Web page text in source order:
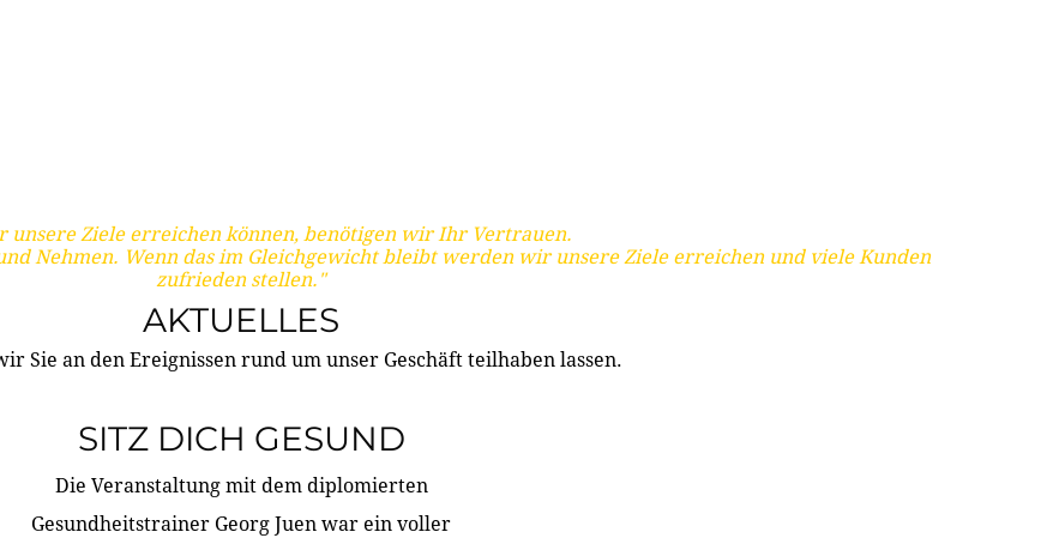
unsere Ziele erreichen können, benötigen wir Ihr Vertrauen.
Nehmen. Wenn das im Gleichgewicht bleibt werden wir unsere Ziele erreichen und viele Kunden
zufrieden stellen."
AKTUELLES
Sie an den Ereignissen rund um unser Geschäft teilhaben lassen.
SITZ DICH GESUND
Die Veranstaltung mit dem diplomierten
Gesundheitstrainer Georg Juen war ein voller